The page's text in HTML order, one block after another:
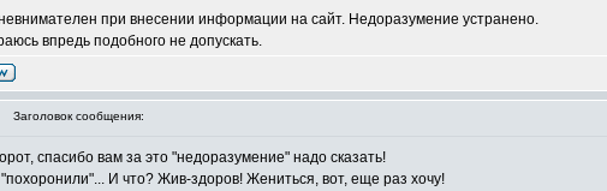
при внесении информации на сайт. Недоразумение устранено.
впредь подобного не допускать.
Заголовок сообщения:
спасибо вам за это "недоразумение" надо сказать!
И что? Жив-здоров! Жениться, вот, еще раз хочу!